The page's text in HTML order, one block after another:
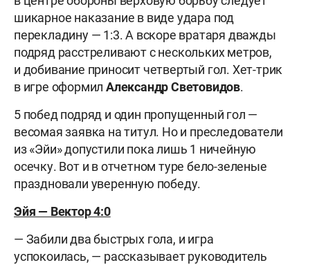
шикарное наказание в виде удара под
перекладину — 1:3. А вскоре вратаря дважды
подряд расстреливают с нескольких метров,
и добивание приносит четвертый гол. Хет-трик
в игре оформил Александр Световидов.
5 побед подряд и один пропущенный гол —
весомая заявка на титул. Но и преследователи
из «Эйи» допустили пока лишь 1 ничейную
осечку. Вот и в отчетном туре бело-зеленые
праздновали уверенную победу.
Эйя — Вектор 4:0
— Забили два быстрых гола, и игра
успокоилась, — рассказывает руководитель